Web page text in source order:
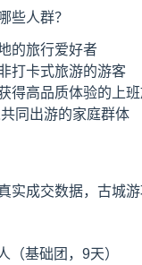
些人群？
的旅行爱好者
打卡式旅游的游客
得高品质体验的上
同出游的家庭群体
实成交数据，古城
（基础团，9天）